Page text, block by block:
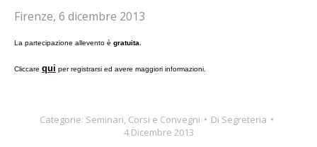
Firenze, 6 dicembre 2013
La partecipazione allevento è gratuita
Cliccare  qui  per registrarsi ed avere maggiori informazioni.
Categorie: Seminari, Corsi e Convegni Di Segreteria
4 Dicembre 2013